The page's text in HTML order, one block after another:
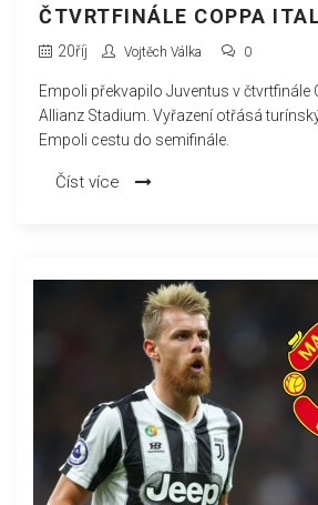
ČTVRTFINÁLE COPPA
20říj Vojtěch Válka 0
Empoli překvapilo Juventus v čtvrtfinále
Allianz Stadium. Vyřazení otřásá
Empoli cestu do semifinále.
Číst více